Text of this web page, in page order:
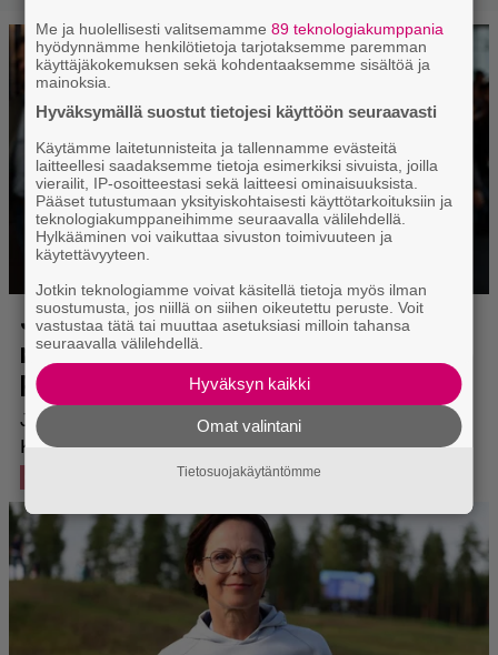
Me ja huolellisesti valitsemamme89 teknologiakumppania
hyödynnämme henkilötietoja tarjotaksemme paremman
käyttäjäkokemuksen sekä kohdentaaksemme sisältöä ja
mainoksia.
Hyväksymällä suostut tietojesi käyttöön seuraavasti
Käytämme laitetunnisteita ja tallennamme evästeitä
laitteellesi saadaksemme tietoja esimerkiksi sivuista, joilla
vierailit, IP-osoitteestasi sekä laitteesi ominaisuuksista.
Pääset tutustumaan yksityiskohtaisesti käyttötarkoituksiin ja
teknologiakumppaneihimme seuraavalla välilehdellä.
Hylkääminen voi vaikuttaa sivuston toimivuuteen ja
käytettävyyteen.
Jotkin teknologiamme voivat käsitellä tietoja myös ilman
suostumusta, jos niillä on siihen oikeutettu peruste. Voit
vastustaa tätä tai muuttaa asetuksiasi milloin tahansa
seuraavalla välilehdellä.
Hyväksyn kaikki
Omat valintani
Tietosuojakäytäntömme